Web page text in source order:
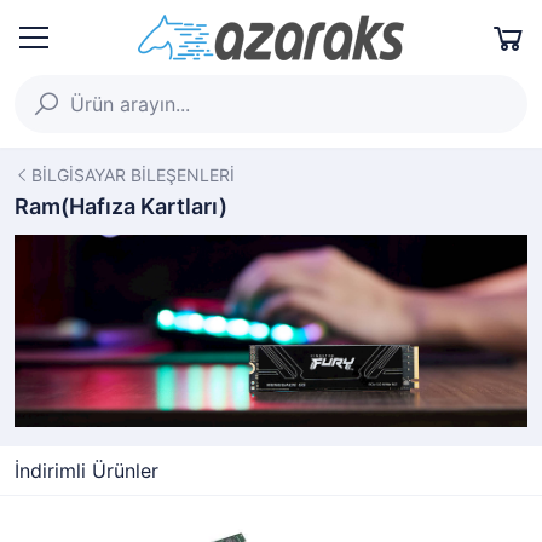
BİLGİSAYAR BİLEŞENLERİ
Ram(Hafıza Kartları)
İndirimli Ürünler